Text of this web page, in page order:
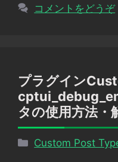
コメントをどうぞ
プラグイン
タの使用方法・
カ
Custom Post